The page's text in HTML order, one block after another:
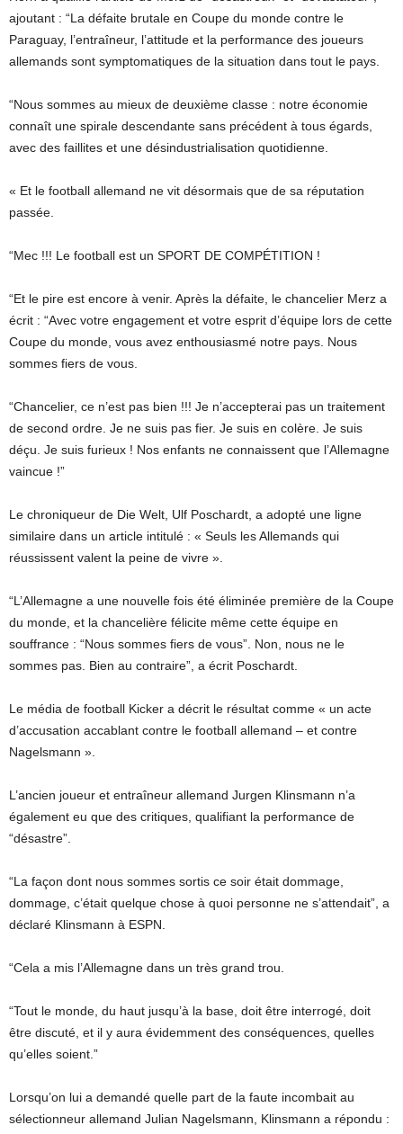
ajoutant : “La défaite brutale en Coupe du monde contre le
Paraguay, l’entraîneur, l’attitude et la performance des joueurs
allemands sont symptomatiques de la situation dans tout le pays.
“Nous sommes au mieux de deuxième classe : notre économie
connaît une spirale descendante sans précédent à tous égards,
avec des faillites et une désindustrialisation quotidienne.
« Et le football allemand ne vit désormais que de sa réputation
passée.
“Mec !!! Le football est un SPORT DE COMPÉTITION !
“Et le pire est encore à venir. Après la défaite, le chancelier Merz a
écrit : “Avec votre engagement et votre esprit d’équipe lors de cette
Coupe du monde, vous avez enthousiasmé notre pays. Nous
sommes fiers de vous.
“Chancelier, ce n’est pas bien !!! Je n’accepterai pas un traitement
de second ordre. Je ne suis pas fier. Je suis en colère. Je suis
déçu. Je suis furieux ! Nos enfants ne connaissent que l’Allemagne
vaincue !”
Le chroniqueur de Die Welt, Ulf Poschardt, a adopté une ligne
similaire dans un article intitulé : « Seuls les Allemands qui
réussissent valent la peine de vivre ».
“L’Allemagne a une nouvelle fois été éliminée première de la Coupe
du monde, et la chancelière félicite même cette équipe en
souffrance : “Nous sommes fiers de vous”. Non, nous ne le
sommes pas. Bien au contraire”, a écrit Poschardt.
Le média de football Kicker a décrit le résultat comme « un acte
d’accusation accablant contre le football allemand – et contre
Nagelsmann ».
L’ancien joueur et entraîneur allemand Jurgen Klinsmann n’a
également eu que des critiques, qualifiant la performance de
“désastre”.
“La façon dont nous sommes sortis ce soir était dommage,
dommage, c’était quelque chose à quoi personne ne s’attendait”, a
déclaré Klinsmann à ESPN.
“Cela a mis l’Allemagne dans un très grand trou.
“Tout le monde, du haut jusqu’à la base, doit être interrogé, doit
être discuté, et il y aura évidemment des conséquences, quelles
qu’elles soient.”
Lorsqu’on lui a demandé quelle part de la faute incombait au
sélectionneur allemand Julian Nagelsmann, Klinsmann a répondu :